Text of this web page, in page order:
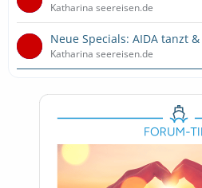
Katharina seereisen.de
Neue Specials: AIDA tanzt
Katharina seereisen.de